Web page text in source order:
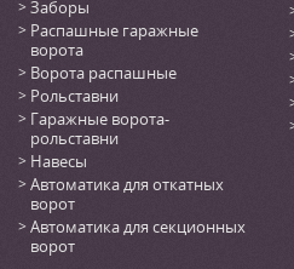
Заборы
Распашные гаражные
ворота
Ворота распашные
Рольставни
Гаражные ворота-
рольставни
Навесы
Автоматика для откатных
ворот
Автоматика для секционных
ворот